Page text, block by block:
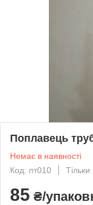
Поплавець
Немає в наявності
Код: пт010
Тільки
85 ₴/